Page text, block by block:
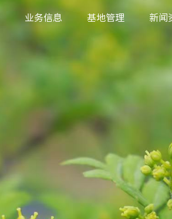
业务信息 基地管理 新闻